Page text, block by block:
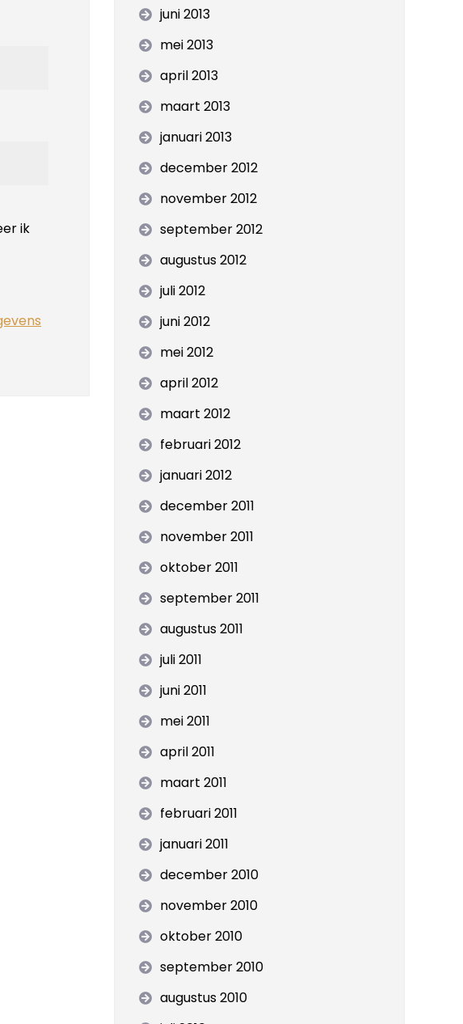
ik
juni 2013
mei 2013
april 2013
maart 2013
januari 2013
december 2012
november 2012
september 2012
augustus 2012
juli 2012
juni 2012
mei 2012
april 2012
maart 2012
februari 2012
januari 2012
december 2011
november 2011
oktober 2011
september 2011
augustus 2011
juli 2011
juni 2011
mei 2011
april 2011
maart 2011
februari 2011
januari 2011
december 2010
november 2010
oktober 2010
september 2010
augustus 2010